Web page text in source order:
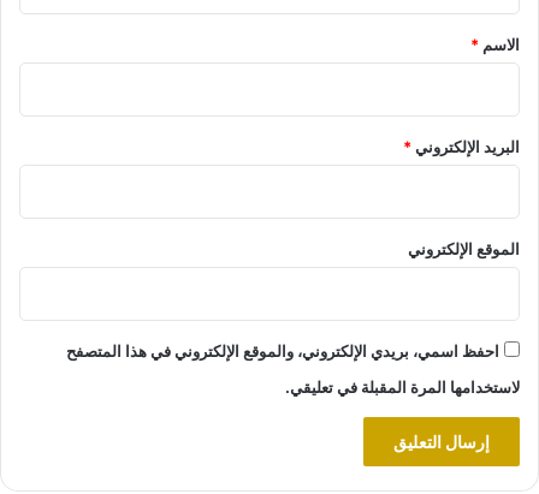
*
الاسم *
البريد الإلكتروني*
الموقع الإلكتروني
احفظ اسمي، بريدي الإلكتروني، والموقع الإلكتروني في هذا المتصفح
لاستخدامها المرة المقبلة في تعليقي.